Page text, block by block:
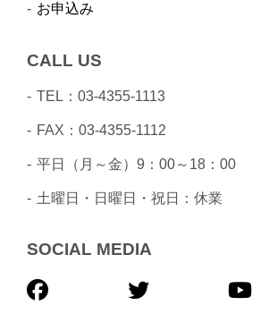
お申込み
CALL US
TEL：03-4355-1113
FAX：03-4355-1112
平日（月～金）9：00～18：00
土曜日・日曜日・祝日：休業
SOCIAL MEDIA